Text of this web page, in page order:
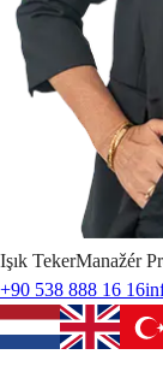
Işık TekerManažér
+90 538 888 16 16